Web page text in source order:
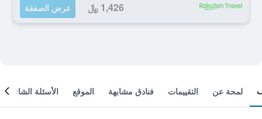
1,426 ﷼ عرض الصفقة
لمحة عن التقييمات فنادق مشابهة الموقع الأسئلة الشائعة